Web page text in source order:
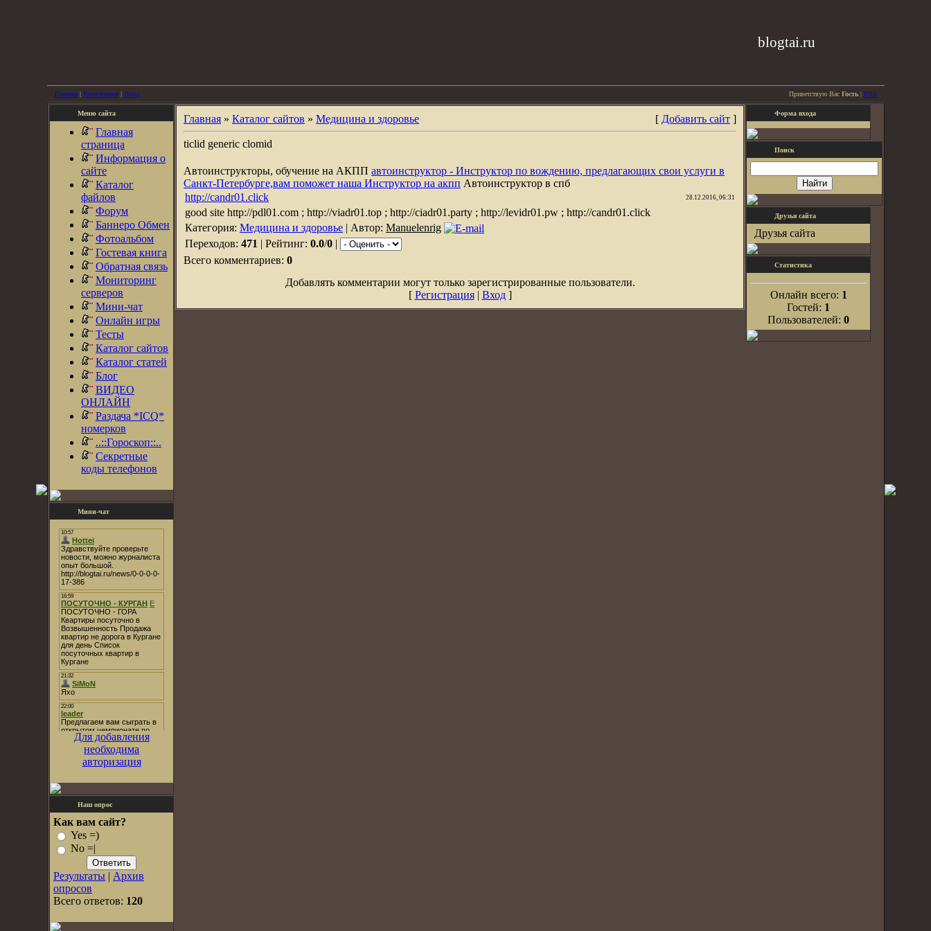
blogtai.ru
Главная | Регистрация | Вход Приветствую Вас Гость | RSS
Меню сайта
Главная
страница
Информация о
сайте
Каталог
файлов
Форум
Баннеро Обмен
Фотоальбом
Гостевая книга
Обратная связь
Мониторинг
серверов
Мини-чат
Онлайн игры
Тесты
Каталог сайтов
Каталог статей
Блог
ВИДЕО
ОНЛАЙН
Раздача *ICQ*
номерков
..::Гороскоп::..
Секретные
коды телефонов
Мини-чат
Для добавления
необходима
авторизация
Наш опрос
Как вам сайт?
Yes =)
No =|
Результаты | Архив
опросов
Всего ответов: 120
Главная » Каталог сайтов » Медицина и здоровье [ Добавить сайт ]
ticlid generic clomid
Автоинструкторы, обучение на АКПП автоинструктор - Инструктор по вождению, предлагающих свои услуги в
Санкт-Петербурге,вам поможет наша Инструктор на акпп Автоинструктор в спб
http://candr01.click
28.12.2016, 06:31
good site http://pdl01.com ; http://viadr01.top ; http://ciadr01.party ; http://levidr01.pw ; http://candr01.click
Категория: Медицина и здоровье | Автор: Manuelenrig
Переходов: 471 | Рейтинг: 0.0/0 |
Всего комментариев: 0
Добавлять комментарии могут только зарегистрированные пользователи.
[ Регистрация| Вход]
Форма входа
Поиск
Друзья сайта
Друзья сайта
Статистика
Онлайн всего: 1
Гостей: 1
Пользователей: 0